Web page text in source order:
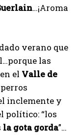
…¡Aroma
verano que
las
el Valle de
inclemente y
político: “los
la gota gorda”…